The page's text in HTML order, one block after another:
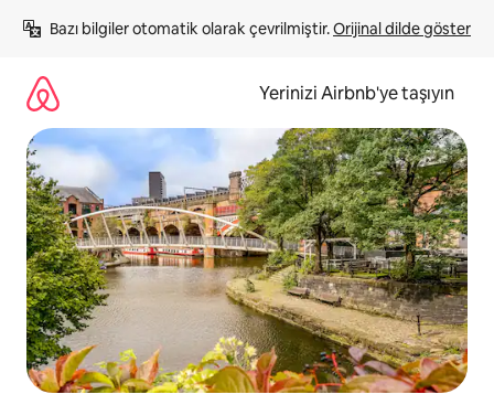
atla
Bazı bilgiler otomatik olarak çevrilmiştir. Orijinal dilde göster
Yerinizi Airbnb'ye taşıyın